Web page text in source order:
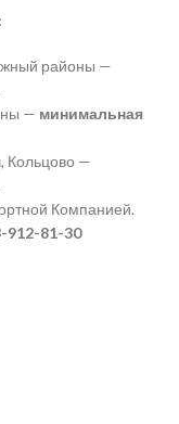
районы —
— минимальная
Кольцово —
Компанией.
912-81-30